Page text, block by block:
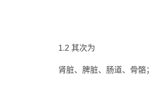
1.2 其次为
肾脏、脾脏、肠道、骨骼；